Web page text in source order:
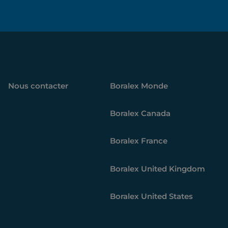
Nous contacter Boralex Monde
Boralex Canada
Boralex France
Boralex United Kingdom
Boralex United States